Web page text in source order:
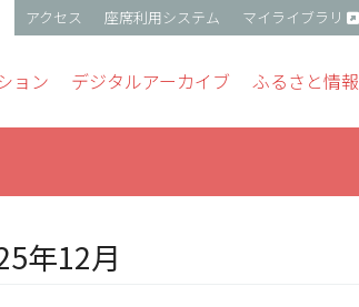
アクセス 座席利用システム マイライブラリ
ョン デジタルアーカイブ ふるさと情報
年12月